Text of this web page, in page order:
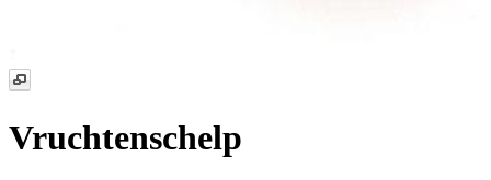
Vruchtenschelp